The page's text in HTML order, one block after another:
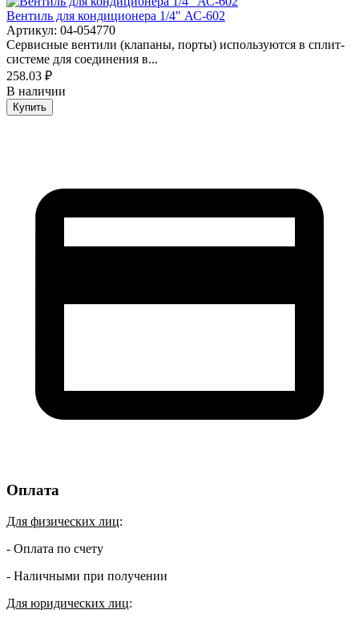
Вентиль для кондиционера 1/4" АС-602
Артикул: 04-054770
Сервисные вентили (клапаны, порты) используются в сплит-
системе для соединения в...
258.03 ₽
В наличии
Купить
Оплата
Для физических лиц:
- Оплата по счету
- Наличными при получении
Для юридических лиц: